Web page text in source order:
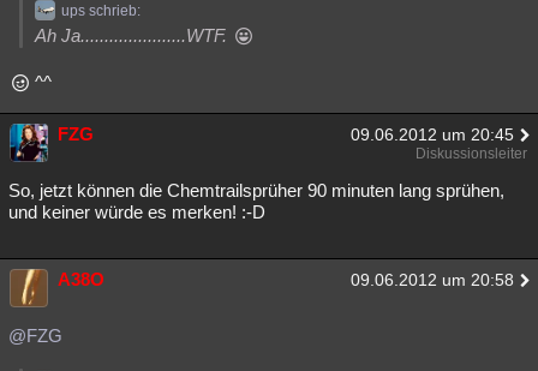
ups schrieb:
Ah Ja......................WTF.
^^
FZG 09.06.2012 um 20:45
Diskussionsleiter
So, jetzt können die Chemtrailsprüher 90 minuten lang sprühen,
und keiner würde es merken! :-D
A38O 09.06.2012 um 20:58
@FZG